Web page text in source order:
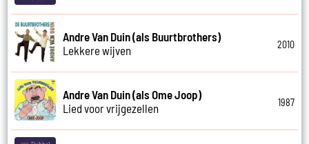
Andre Van Duin (als Buurtbrothers)
Lekkere wijven
2010
Andre Van Duin (als Ome Joop)
Lied voor vrijgezellen
1987